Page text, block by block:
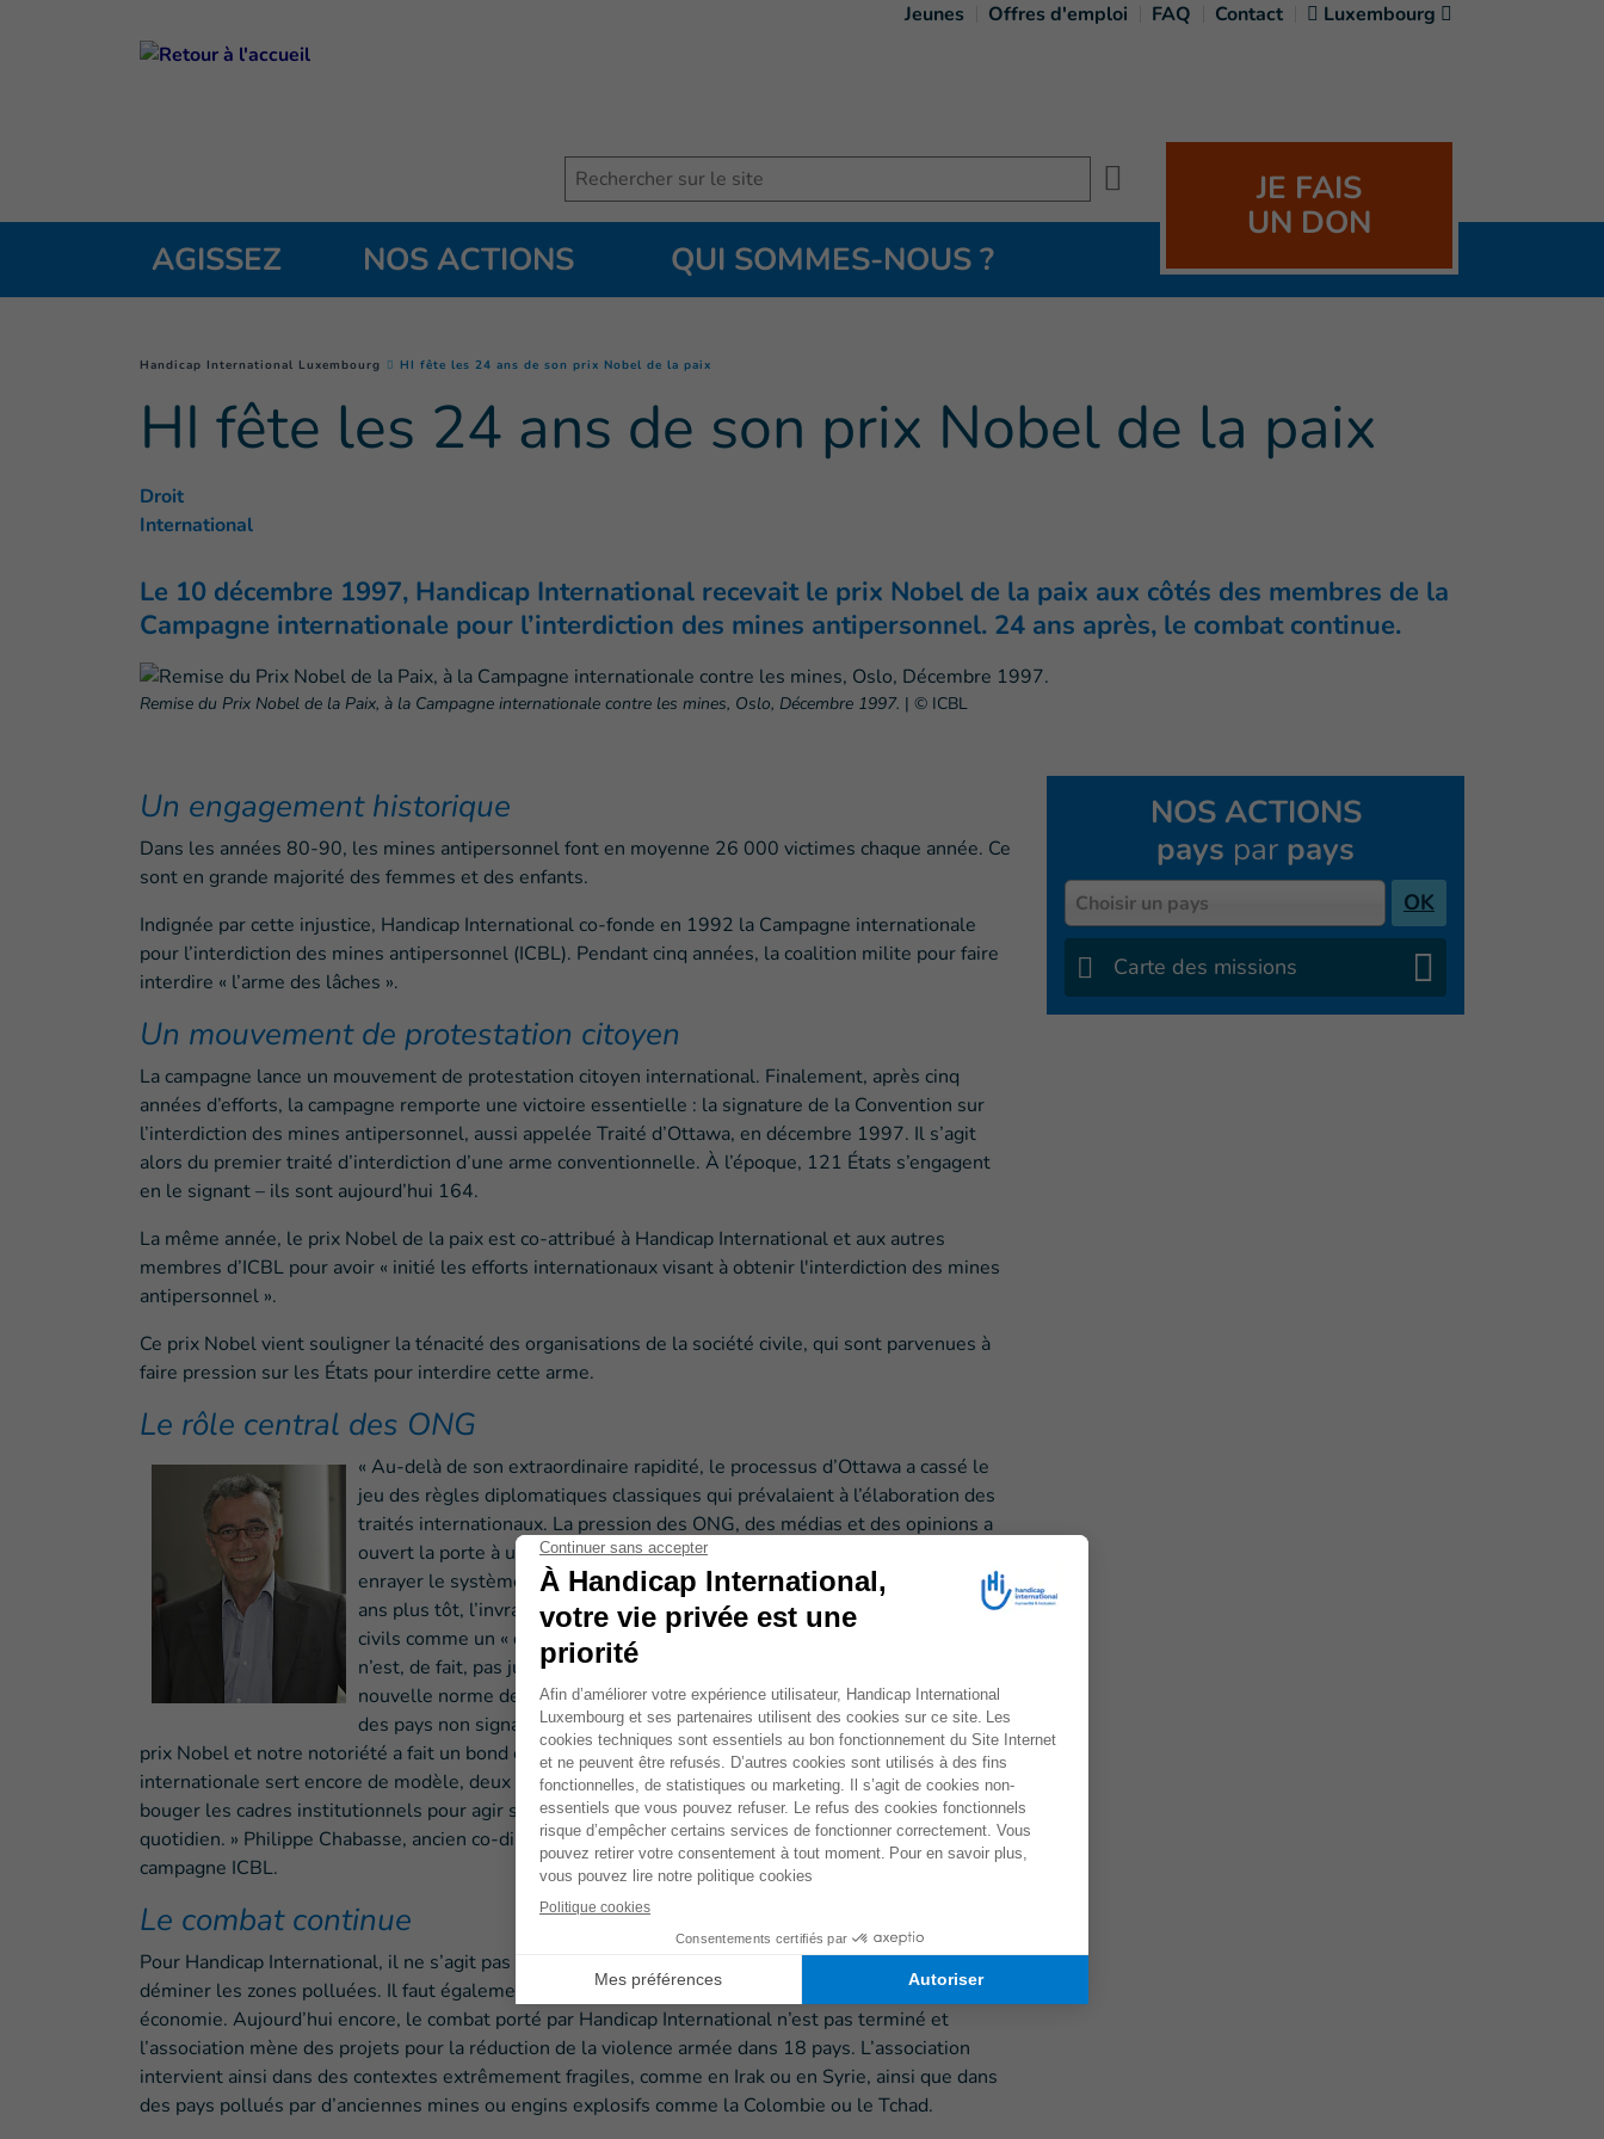
Jeunes Offres d'emploi FAQ Contact Luxembourg
Search
JE FAIS
UN DON
AGISSEZ
NOS ACTIONS QUI SOMMES-NOUS ?
You are here :
Handicap International Luxembourg HI fête les 24 ans de son prix Nobel de la paix
HI fête les 24 ans de son prix Nobel de la paix
Droit
International
Le 10 décembre 1997, Handicap International recevait le prix Nobel de la paix aux côtés des membres de la
Campagne internationale pour l’interdiction des mines antipersonnel. 24 ans après, le combat continue.
Remise du Prix Nobel de la Paix, à la Campagne internationale contre les mines, Oslo, Décembre 1997. | © ICBL
Un engagement historique
Dans les années 80-90, les mines antipersonnel font en moyenne 26 000 victimes chaque année. Ce
sont en grande majorité des femmes et des enfants.
Indignée par cette injustice, Handicap International co-fonde en 1992 la Campagne internationale
pour l’interdiction des mines antipersonnel (ICBL). Pendant cinq années, la coalition milite pour faire
interdire « l’arme des lâches ».
Un mouvement de protestation citoyen
La campagne lance un mouvement de protestation citoyen international. Finalement, après cinq
années d’efforts, la campagne remporte une victoire essentielle : la signature de la Convention sur
l’interdiction des mines antipersonnel, aussi appelée Traité d’Ottawa, en décembre 1997. Il s’agit
alors du premier traité d’interdiction d’une arme conventionnelle. À l’époque, 121 États s’engagent
en le signant – ils sont aujourd’hui 164.
La même année, le prix Nobel de la paix est co-attribué à Handicap International et aux autres
membres d’ICBL pour avoir « initié les efforts internationaux visant à obtenir l'interdiction des mines
antipersonnel ».
Ce prix Nobel vient souligner la ténacité des organisations de la société civile, qui sont parvenues à
faire pression sur les États pour interdire cette arme.
Le rôle central des ONG
« Au-delà de son extraordinaire rapidité, le processus d’Ottawa a cassé le
jeu des règles diplomatiques classiques qui prévalaient à l’élaboration des
traités internationaux. La pression des ONG, des médias et des opinions a
ouvert la porte à une diplomatie publique suffisamment puissante pour
enrayer le système diplomatique traditionnel. Beaucoup considéraient, dix
ans plus tôt, l’invraisemblable prolifération des mines et ses dégâts sur les
civils comme un « dommage collatéral » des conflits. […] Le traité d’Ottawa
n’est, de fait, pas juridiquement universel. Mais sa signature a établi une
nouvelle norme de comportement qui influe politiquement sur l’attitude
des pays non signataires. […] Handicap International a été distinguée par le
prix Nobel et notre notoriété a fait un bond extraordinaire. La réussite de notre mobilisation
internationale sert encore de modèle, deux décennies plus tard, à toutes les ONG qui veulent faire
bouger les cadres institutionnels pour agir sur les causes des drames contre lesquels elles luttent au
quotidien. » Philippe Chabasse, ancien co-directeur de Handicap International, en charge de la
campagne ICBL.
Le combat continue
Pour Handicap International, il ne s’agit pas seulement d’interdire les mines antipersonnel et de
déminer les zones polluées. Il faut également aider les victimes à reconstruire leur vie et leur
économie. Aujourd’hui encore, le combat porté par Handicap International n’est pas terminé et
l’association mène des projets pour la réduction de la violence armée dans 18 pays. L’association
intervient ainsi dans des contextes extrêmement fragiles, comme en Irak ou en Syrie, ainsi que dans
des pays pollués par d’anciennes mines ou engins explosifs comme la Colombie ou le Tchad.
NOS ACTIONS
pays par pays
PaysChoisir un pays OK
Carte des missions